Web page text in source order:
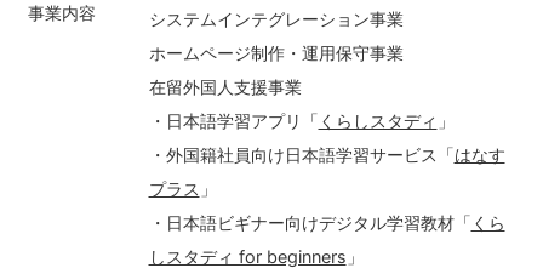
事業内容
システムインテグレーション事業
ホームページ制作・運用保守事業
在留外国人支援事業
・日本語学習アプリ「 くらしスタディ 」
・外国籍社員向け日本語学習サービス「はなす
プラス 」
・日本語ビギナー向けデジタル学習教材「 くら
しスタディ for beginners 」